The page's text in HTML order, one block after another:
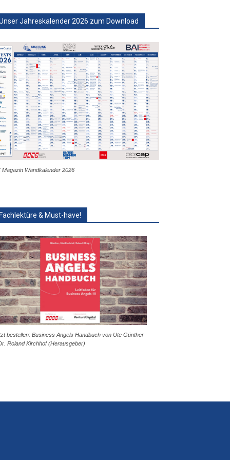
Jahreskalender 2026 zum Download
Magazin Wandkalender 2026
& Must-have!
bestellen: Business Angels Handbuch von Ute Günther
Roland Kirchhof (Herausgeber)